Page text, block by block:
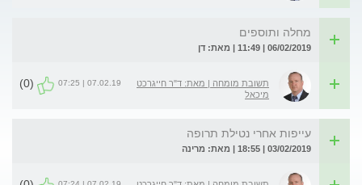
מחלה ותוספים
06/02/2019 | 11:49 | מאת: דן
תשובת מומחה | מאת: ד"ר חייגרכט
מיכאל
07.02.19 | 07:25
(0)
עייפות אחרי נטילת תרופה
03/02/2019 | 18:55 | מאת: מרינה